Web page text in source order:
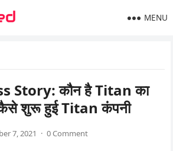
MENU
Story: कौन है Titan का
कैसे शुरू हुई Titan कंपनी
7, 2021 · 0 Comment